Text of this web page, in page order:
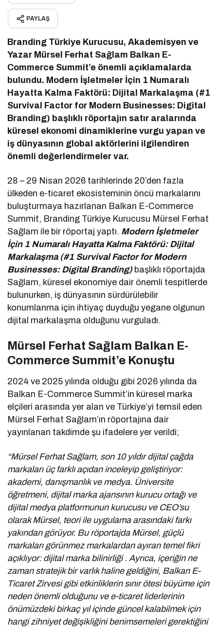
PAYLAŞ
Branding Türkiye Kurucusu, Akademisyen ve
Yazar Mürsel Ferhat Sağlam Balkan E-
Commerce Summit’e önemli açıklamalarda
bulundu. Modern İşletmeler İçin 1 Numaralı
Hayatta Kalma Faktörü: Dijital Markalaşma (#1
Survival Factor for Modern Businesses: Digital
Branding) başlıklı röportajın satır aralarında
küresel ekonomi dinamiklerine vurgu yapan ve
iş dünyasının global aktörlerini ilgilendiren
önemli değerlendirmeler var.
28 – 29 Nisan 2026 tarihlerinde 20’den fazla
ülkeden e-ticaret ekosisteminin öncü markalarını
buluşturmaya hazırlanan Balkan E-Commerce
Summit, Branding Türkiye Kurucusu Mürsel Ferhat
Sağlam ile bir röportaj yaptı. Modern İşletmeler
İçin 1 Numaralı Hayatta Kalma Faktörü: Dijital
Markalaşma (#1 Survival Factor for Modern
Businesses: Digital Branding) başlıklı röportajda
Sağlam, küresel ekonomiye dair önemli tespitlerde
bulunurken, iş dünyasının sürdürülebilir
konumlanma için ihtiyaç duyduğu yegane olgunun
dijital markalaşma olduğunu vurguladı.
Mürsel Ferhat Sağlam Balkan E-
Commerce Summit’e Konuştu
2024 ve 2025 yılında olduğu gibi 2026 yılında da
Balkan E-Commerce Summit’in küresel marka
elçileri arasında yer alan ve Türkiye’yi temsil eden
Mürsel Ferhat Sağlam’ın röportajına dair
yayınlanan takdimde şu ifadelere yer verildi;
“Mürsel Ferhat Sağlam, son 10 yıldır dijital çağda
markaları üç farklı açıdan inceleyip geliştiriyor:
akademi, danışmanlık ve medya. Üniversite
öğretmeni, dijital marka ajansının kurucu ortağı ve
dijital medya platformunun kurucusu ve CEO’su
olarak Mürsel, teori ile uygulama arasındaki farkı
yakından görüyor. Bu röportajda Mürsel, güçlü
markaları görünmez markalardan ayıran temel fikri
açıklıyor: dijital marka bilinirliği . Ayrıca, içeriğin ne
zaman stratejik bir varlık haline geldiğini, Balkan E-
Ticaret Zirvesi gibi etkinliklerin sınır ötesi büyüme için
neden önemli olduğunu ve e-ticaret liderlerinin
önümüzdeki birkaç yıl içinde güncel kalabilmek için
hangi zihniyet değişikliğini benimsemeleri gerektiğini